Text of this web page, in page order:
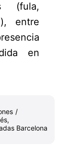
(fula,
entre
en
/
,
Barcelona